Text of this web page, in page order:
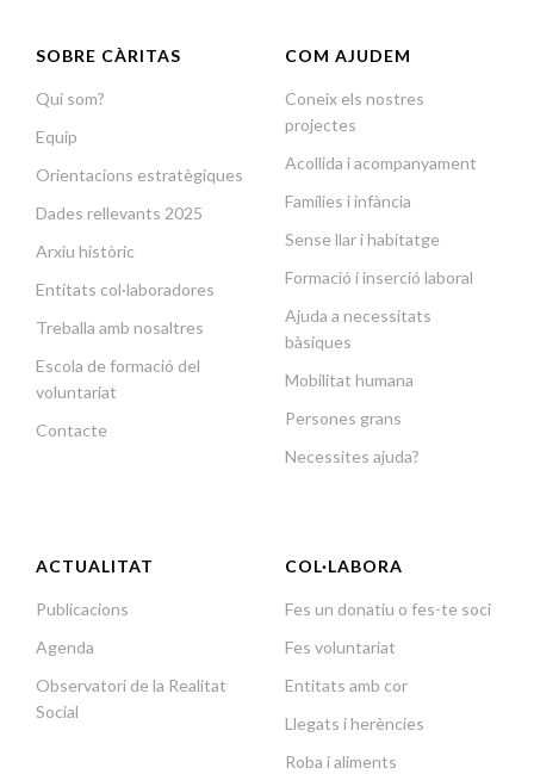
SOBRE CÀRITAS
Qui som?
Equip
Orientacions estratègiques
Dades rellevants 2025
Arxiu històric
Entitats col·laboradores
Treballa amb nosaltres
Escola de formació del
voluntariat
Contacte
COM AJUDEM
Coneix els nostres
projectes
Acollida i acompanyament
Famílies i infància
Sense llar i habitatge
Formació i inserció laboral
Ajuda a necessitats
bàsiques
Mobilitat humana
Persones grans
Necessites ajuda?
ACTUALITAT
Publicacions
Agenda
Observatori de la Realitat
Social
COL·LABORA
Fes un donatiu o fes-te soci
Fes voluntariat
Entitats amb cor
Llegats i herències
Roba i aliments